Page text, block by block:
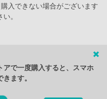
入できない場合がございます
。
アで一度購入すると、スマホ
ます。